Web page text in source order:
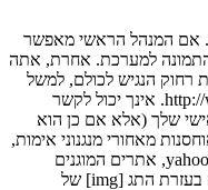
אם המנהל הראשי מאפשר
התמונה למערכת. אחרת, אתה
רחוק הנגיש לכולם, למשל
http://www.example.com/my-picture.gif. אינך יכול לקשר
שלך (אלא אם כן הוא
מאחורי מנגנוני אימות,
למשל תיבות הדואר של hotmail או yahoo, אתרים המוגנים
בססמה, וכד'. כדי להציג את התמונה בעזרת התג [img] של